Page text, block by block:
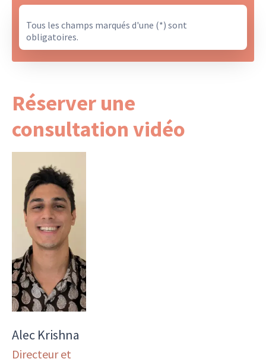
Tous les champs marqués d'une (*) sont
obligatoires.
Réserver une
consultation vidéo
Alec Krishna
Directeur et